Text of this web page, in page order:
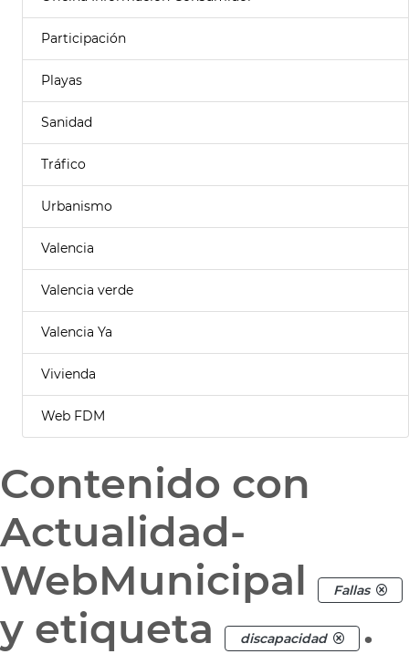
Participación
Playas
Sanidad
Tráfico
Urbanismo
Valencia
Valencia verde
Valencia Ya
Vivienda
Web FDM
Contenido con
Actualidad-
WebMunicipal
Fallas
y etiqueta discapacidad .